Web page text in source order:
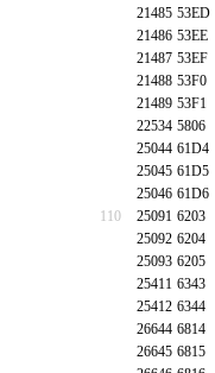
21485 53ED
21486 53EE
21487 53EF
21488 53F0
21489 53F1
22534 5806
25044 61D4
25045 61D5
25046 61D6
110
25091 6203
25092 6204
25093 6205
25411 6343
25412 6344
26644 6814
26645 6815